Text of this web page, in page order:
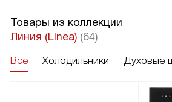
Товары из коллекции
Линия (Linea) (64)
Все Холодильники Духовые